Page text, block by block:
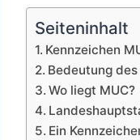
Seiteninhalt
Kennzeichen
Bedeutung
Wo liegt MUC?
Ein